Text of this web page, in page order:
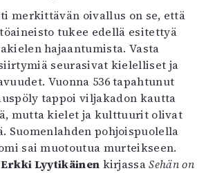
merkittävän oivallus on se, että
tukee edellä esitettyä
hajaantumista. Vasta
seurasivat kielelliset ja
Vuonna 536 tapahtunut
tappoi viljakadon kautta
mutta kielet ja kulttuurit olivat
Suomenlahden pohjoispuolella
sai muotoutua murteikseen.
Erkki Lyytikäinen kirjassaSehän on